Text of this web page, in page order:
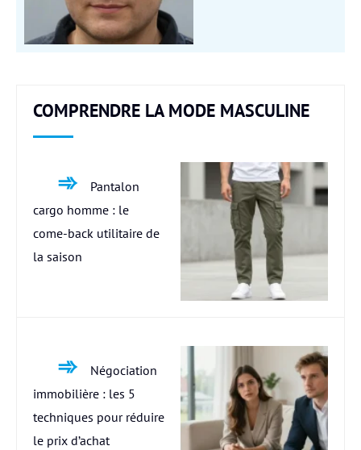
COMPRENDRE LA MODE MASCULINE
Pantalon
cargo homme : le
come-back utilitaire de
la saison
Négociation
immobilière : les 5
techniques pour réduire
le prix d’achat